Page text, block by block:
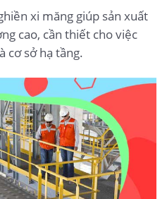
xi măng giúp sản xuất
cao, cần thiết cho việc
cơ sở hạ tầng.